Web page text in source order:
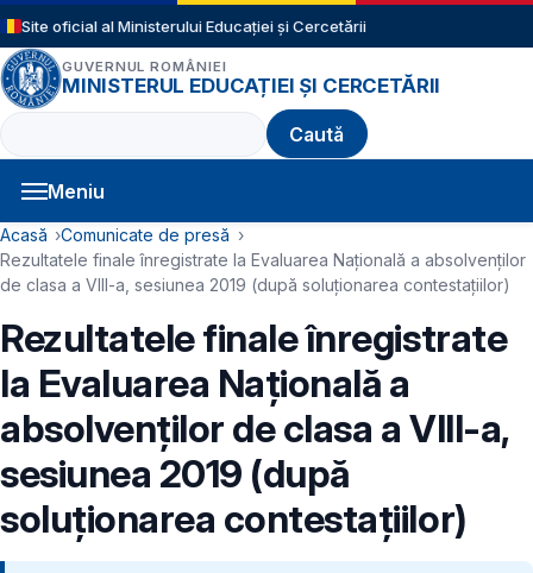
Sari la conținutul principal
Site oficial al Ministerului Educației și Cercetării
GUVERNUL ROMÂNIEI
MINISTERUL EDUCAȚIEI ȘI CERCETĂRII
Caută
Meniu
Navigație principală
Cale de navigare
Acasă
Comunicate de presă
Rezultatele finale înregistrate la Evaluarea Națională a absolvenților
de clasa a VIII-a, sesiunea 2019 (după soluționarea contestațiilor)
Rezultatele finale înregistrate
la Evaluarea Națională a
absolvenților de clasa a VIII-a,
sesiunea 2019 (după
soluționarea contestațiilor)